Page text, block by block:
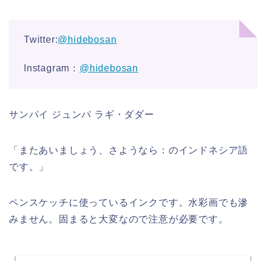
Twitter:@hidebosan
Instagram： @hidebosan
サンパイ ジュンパ ラギ・ダダー
「またあいましょう、さようなら：のインドネシア語
です。」
ペンスケッチに使っているインクです。水彩画でも滲
みません。固まると大変なので注意が必要です。